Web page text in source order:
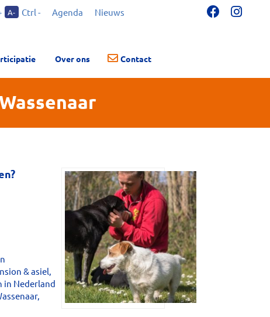
A- Ctrl - Agenda Nieuws
Over ons Contact
& asiel,
in Nederland